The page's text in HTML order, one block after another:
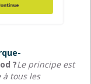
?Le principe est
tous les